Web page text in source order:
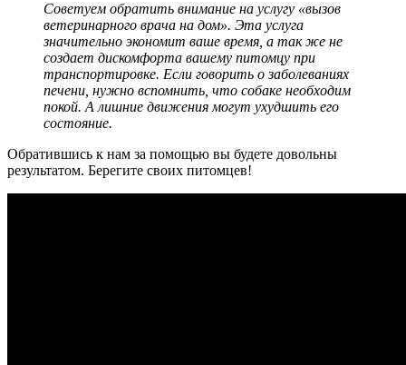
Советуем обратить внимание на услугу «вызов
ветеринарного врача на дом». Эта услуга
значительно экономит ваше время, а так же не
создает дискомфорта вашему питомцу при
транспортировке. Если говорить о заболеваниях
печени, нужно вспомнить, что собаке необходим
покой. А лишние движения могут ухудшить его
состояние.
Обратившись к нам за помощью вы будете довольны
результатом. Берегите своих питомцев!